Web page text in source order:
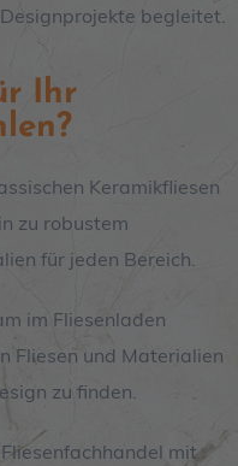
begleitet.
Ihr
Keramikfliesen
zu robustem
für jeden Bereich.
im Fliesenladen
Fliesen und Materialien
zu finden.
mit